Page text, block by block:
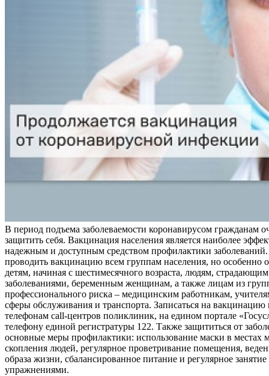
В период подъема заболеваемости коронавирусом гражданам
защитить себя. Вакцинация населения является наиболее
надежным и доступным средством профилактики заболеваний.
проводить вакцинацию всем группам населения, но особенно
детям, начиная с шестимесячного возраста, людям,
заболеваниями, беременным женщинам, а также лицам из
профессионального риска – медицинским работникам,
сферы обслуживания и транспорта. Записаться на
телефонам call-центров поликлиник, на едином портале
телефону единой регистратуры 122. Также защититься от
основные меры профилактики: использование маски в местах
скопления людей, регулярное проветривание помещения,
образа жизни, сбалансированное питание и регулярное
упражнениями.